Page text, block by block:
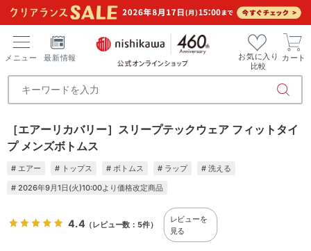
メニュー 最新情報
お気に入り
比較
カート
［エアーリカバリー］スリープテックウェア フィットタイ
プ メンズボトムス
# エアー # トップス # ボトムス # ラップ
# 洗える
# 2026年9月1日(火)10:00より価格改定商品
4.4 （レビュー数：5件）
レビューを
見る